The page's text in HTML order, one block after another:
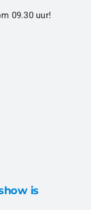
09.30 uur!
is